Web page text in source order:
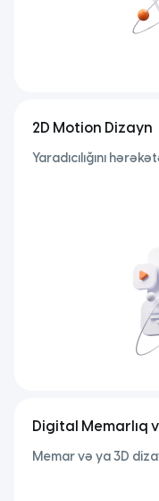
2D Motion Dizayn
Yaradıcılığını
Digital Memarlıq
Memar və ya 3D